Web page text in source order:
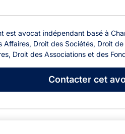
est avocat indépendant basé à
Droit des Sociétés, Droit
Droit des Associations et des
Contactercet